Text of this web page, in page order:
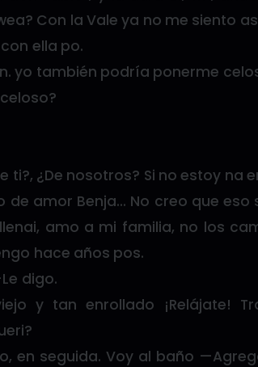
Con la Vale ya no me siento
ella po.
yo también podría ponerme
ti?, ¿De nosotros? Si no estoy na
amor Benja… No creo que eso
amo a mi familia, no los
hace años pos.
digo.
y tan enrollado ¡Relájate!
en seguida. Voy al baño